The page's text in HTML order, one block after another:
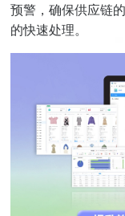
预警，确保供应链
的快速处理。